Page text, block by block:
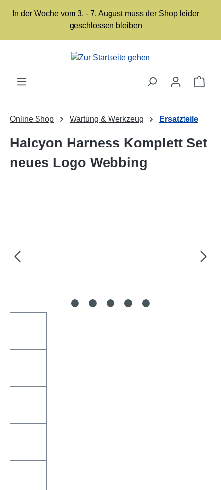
Zum Hauptinhalt springen
In der Woche vom 3. - 7. August muss der Shop leider
geschlossen bleiben
Online Shop Wartung & Werkzeug Ersatzteile
Halcyon Harness Komplett Set
neues Logo Webbing